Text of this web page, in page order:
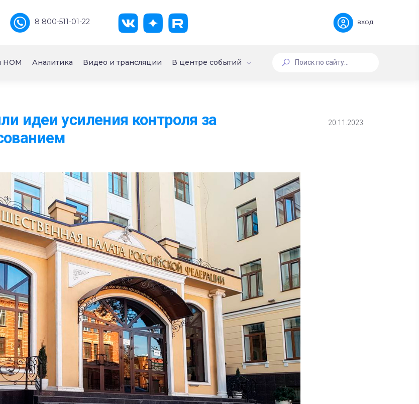
8 800-511-01-22 вход
НОМ Аналитика Видео и трансляции В центре событий
идеи усиления контроля за
20.11.2023